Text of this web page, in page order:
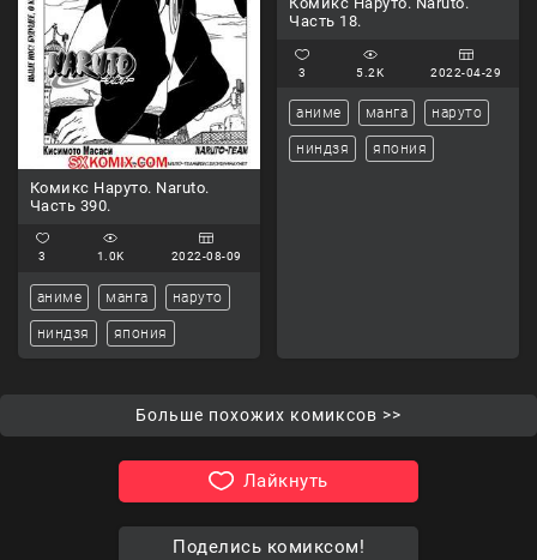
Комикс Наруто. Naruto.
Часть 390.
3 1.0K 2022-08-09
аниме манга наруто
ниндзя япония
Часть 18.
3 5.2K 2022-04-29
аниме манга наруто
ниндзя япония
Больше похожих комиксов >>
Лайкнуть
Поделись комиксом!